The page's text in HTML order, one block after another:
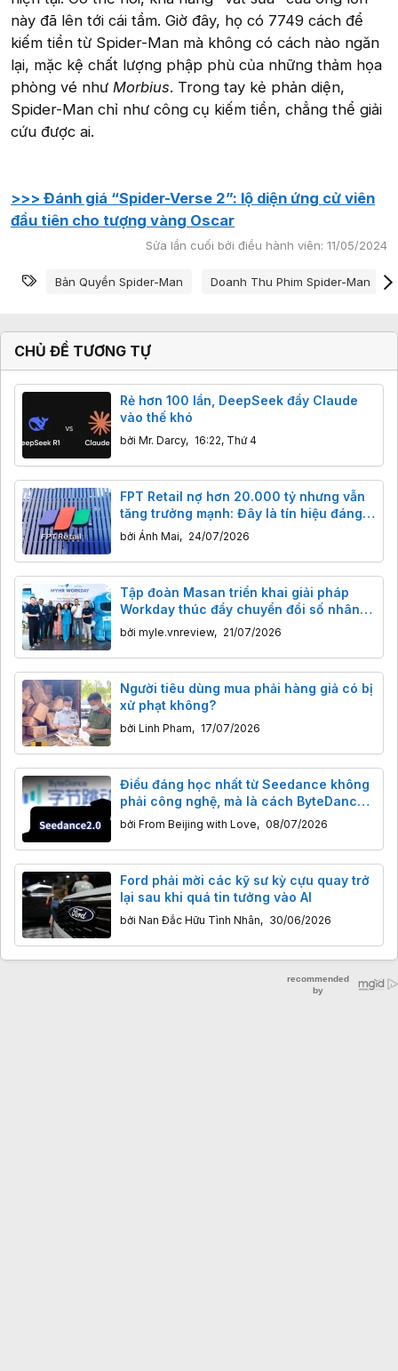
này đã lên tới cái tầm. Giờ đây, họ có 7749 cách để
kiếm tiền từ Spider-Man mà không có cách nào ngăn
lại, mặc kệ chất lượng phập phù của những thảm họa
phòng vé như Morbius. Trong tay kẻ phản diện,
Spider-Man chỉ như công cụ kiếm tiền, chẳng thể giải
cứu được ai.
>>> Đánh giá “Spider-Verse 2”: lộ diện ứng cử viên
đầu tiên cho tượng vàng Oscar
Sửa lần cuối bởi điều hành viên: 11/05/2024
Từ khóa
Bản Quyền Spider-Man Doanh Thu Phim Spider-Man
CHỦ ĐỀ TƯƠNG TỰ
Rẻ hơn 100 lần, DeepSeek đẩy Claude
vào thế khó
bởi Mr. Darcy, 16:22, Thứ 4
FPT Retail nợ hơn 20.000 tỷ nhưng vẫn
tăng trưởng mạnh: Đây là tín hiệu đáng
lo hay bình thường với doanh nghiệp
bởi Ánh Mai, 24/07/2026
Tập đoàn Masan triển khai giải pháp
Workday thúc đẩy chuyển đổi số nhân
sự
bởi myle.vnreview, 21/07/2026
Người tiêu dùng mua phải hàng giả có bị
xử phạt không?
bởi Linh Pham, 17/07/2026
Điều đáng học nhất từ Seedance không
phải công nghệ, mà là cách ByteDance
kiếm tiền từ AI
bởi From Beijing with Love, 08/07/2026
Ford phải mời các kỹ sư kỳ cựu quay trở
lại sau khi quá tin tưởng vào AI
bởi Nan Đắc Hữu Tình Nhân, 30/06/2026